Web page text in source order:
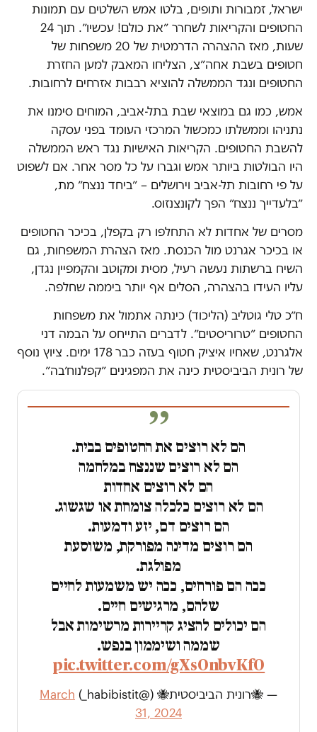
ישראל, זמבורות ותופים, בלטו אמש השלטים עם תמונות
החטופים והקריאות לשחרר ״את כולם! עכשיו״. תוך 24
שעות, מאז ההצהרה הדרמטית של 20 משפחות של
חטופים בשבת אחה״צ, הצליחו המאבק למען החזרת
החטופים ונגד הממשלה להוציא רבבות אזרחים לרחובות.
אמש, כמו גם במוצאי שבת בתל-אביב, המוחים סימנו את
נתניהו וממשלתו כמכשול המרכזי העומד בפני עסקה
להשבת החטופים. הקריאות האישיות נגד ראש הממשלה
היו הבולטות ביותר אמש וגברו על כל מסר אחר. אם לשפוט
על פי רחובות תל-אביב וירושלים – ״ביחד ננצח״ מת,
״בלעדייך ננצח״ הפך לקונצנזוס.
מסרים של אחדות לא התחלפו רק בקפלן, בכיכר החטופים
או בכיכר אגרנט מול הכנסת. מאז הצהרת המשפחות, גם
השיח ברשתות נעשה רעיל, מסית ומקוטב והקמפיין נגדן,
עליו העידו בהצהרה, הסלים אף יותר ביממה שחלפה.
ח״כ טלי גוטליב (הליכוד) כינתה אתמול את משפחות
החטופים ״טרוריסטים״. לדברים התייחס על הבמה דני
אלגרנט, שאחיו איציק חטוף בעזה כבר 178 ימים. ציוץ נוסף
של רונית הביביסטית כינה את המפגינים ״קפלנוח׳בה״.
הם לא רוצים את החטופים בבית.
הם לא רוצים שננצח במלחמה
הם לא רוצים אחדות
הם לא רוצים כלכלה צומחת או שגשוג.
הם רוצים דם, יזע ודמעות.
הם רוצים מדינה מפורקת, משוסעת
מפולגת.
ככה הם פורחים, ככה יש משמעות לחיים
שלהם, מרגישים חיים.
הם יכולים להציג קריירות מרשימות אבל
שממה ושיממון בנפש.
pic.twitter.com/gXsOnbvKfO
— 🐝רונית הביביסטית🐝 (@habibistit_)
March
31, 2024